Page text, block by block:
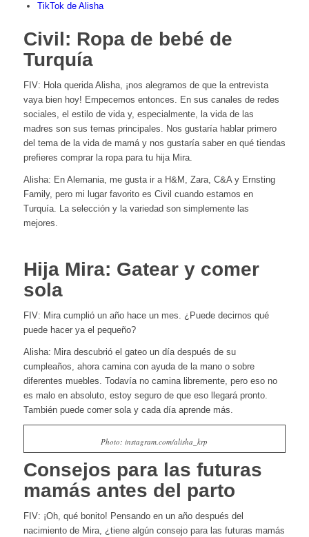
TikTok de Alisha
Civil: Ropa de bebé de
Turquía
FIV: Hola querida Alisha, ¡nos alegramos de que la entrevista
vaya bien hoy! Empecemos entonces. En sus canales de redes
sociales, el estilo de vida y, especialmente, la vida de las
madres son sus temas principales. Nos gustaría hablar primero
del tema de la vida de mamá y nos gustaría saber en qué tiendas
prefieres comprar la ropa para tu hija Mira.
Alisha: En Alemania, me gusta ir a H&M, Zara, C&A y Ernsting
Family, pero mi lugar favorito es Civil cuando estamos en
Turquía. La selección y la variedad son simplemente las
mejores.
Hija Mira: Gatear y comer
sola
FIV: Mira cumplió un año hace un mes. ¿Puede decirnos qué
puede hacer ya el pequeño?
Alisha: Mira descubrió el gateo un día después de su
cumpleaños, ahora camina con ayuda de la mano o sobre
diferentes muebles. Todavía no camina libremente, pero eso no
es malo en absoluto, estoy seguro de que eso llegará pronto.
También puede comer sola y cada día aprende más.
Photo: instagram.com/alisha_krp
Consejos para las futuras
mamás antes del parto
FIV: ¡Oh, qué bonito! Pensando en un año después del
nacimiento de Mira, ¿tiene algún consejo para las futuras mamás